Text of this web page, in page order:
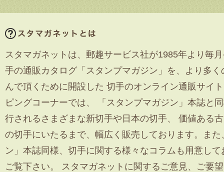
スタマガネットは、郵趣サービス社が1985年より毎
手の通販カタログ「スタンプマガジン」を、より多
んで頂くために開設した 切手のオンライン通販サイ
ピングコーナーでは、 「スタンプマガジン」本誌と
行されるさまざまな新切手や日本の切手、 価値ある
の切手にいたるまで、幅広く販売しております。ま
ン」本誌同様、切手に関する様々なコラムも用意し
ご覧下さい。 スタマガネットに関するご意見、ご要